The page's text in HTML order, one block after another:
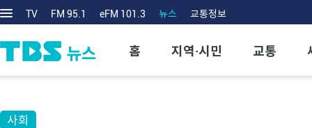
TV FM 95.1 eFM 101.3 뉴스 교통정보
홈 지역·시민 교통
사회